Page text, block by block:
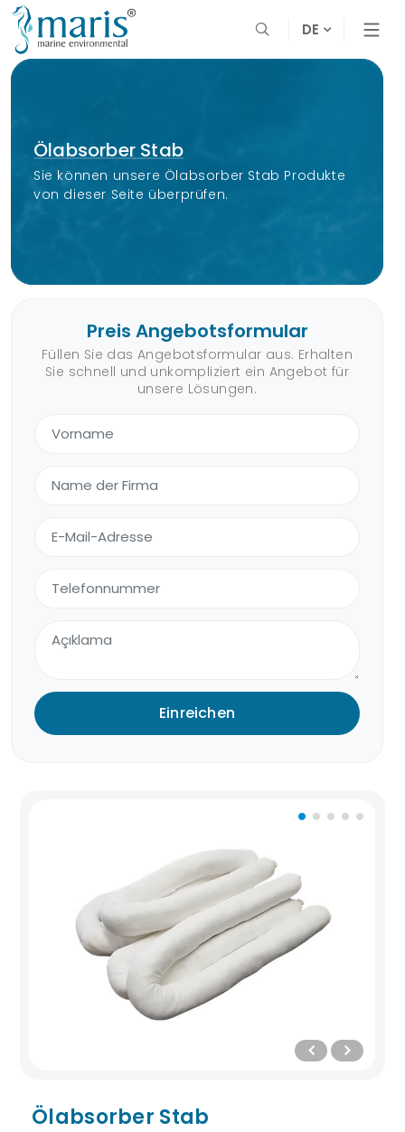
DE
Ölabsorber Stab
Sie können unsere Ölabsorber Stab Produkte
von dieser Seite überprüfen.
Preis Angebotsformular
Füllen Sie das Angebotsformular aus. Erhalten
Sie schnell und unkompliziert ein Angebot für
unsere Lösungen.
Einreichen
Ölabsorber Stab